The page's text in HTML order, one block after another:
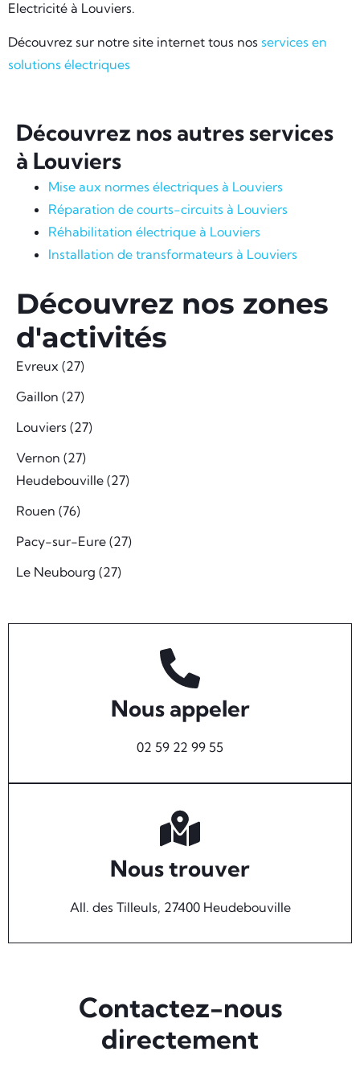
Electricité à Louviers.
Découvrez sur notre site internet tous nos services en
solutions électriques
Découvrez nos autres services
à Louviers
Mise aux normes électriques à Louviers
Réparation de courts-circuits à Louviers
Réhabilitation électrique à Louviers
Installation de transformateurs à Louviers
Découvrez nos zones
d'activités
Evreux (27)
Gaillon (27)
Louviers (27)
Vernon (27)
Heudebouville (27)
Rouen (76)
Pacy-sur-Eure (27)
Le Neubourg (27)
Nous appeler
02 59 22 99 55
Nous trouver
All. des Tilleuls, 27400 Heudebouville
Contactez-nous
directement